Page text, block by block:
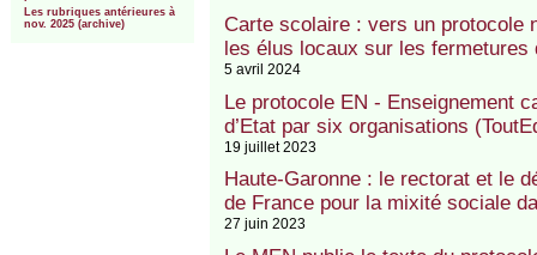
Les rubriques antérieures à
nov. 2025 (archive)
Carte scolaire : vers un protocole
les élus locaux sur les
5 avril 2024
Le protocole EN - Enseignement
d’Etat par six organisations
19 juillet 2023
Haute-Garonne : le rectorat et le
de France pour la mixité sociale
27 juin 2023